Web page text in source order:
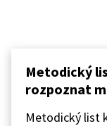
Metodický
rozpoznat
Metodický list